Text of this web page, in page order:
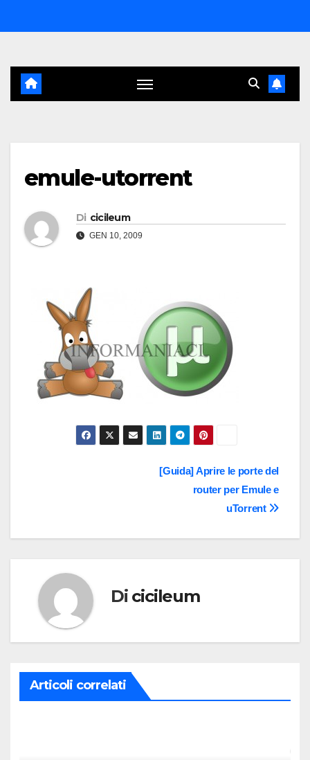
al
emule-utorrent
Di cicileum
GEN 10, 2009
Navigazione[Guida] Aprire le porte del
router per Emule e
uTorrent
Di cicileum
Articoli correlati